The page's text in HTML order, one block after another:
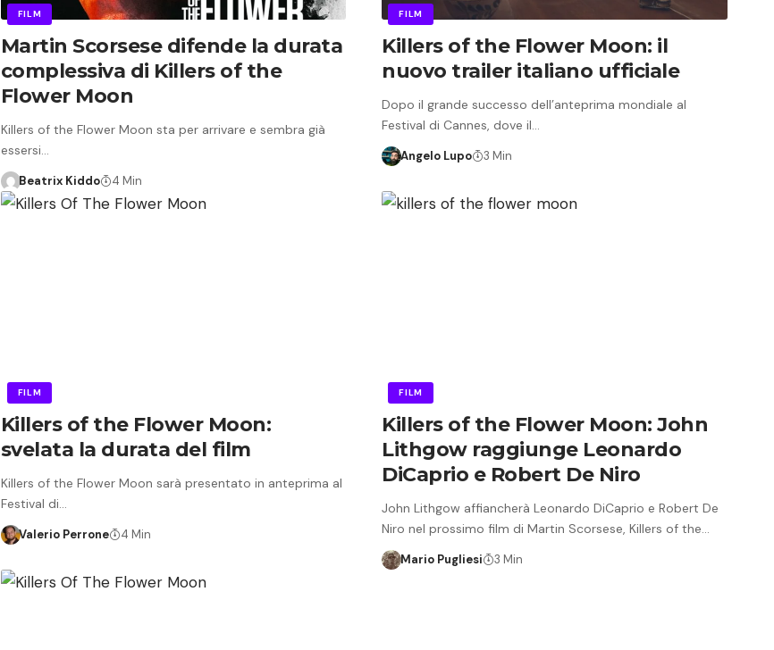
FILM
Martin Scorsese difende la durata
complessiva di Killers of the
Flower Moon
Killers of the Flower Moon sta per arrivare e sembra già
essersi…
Beatrix Kiddo 4 Min
FILM
Killers of the Flower Moon: il
nuovo trailer italiano ufficiale
Dopo il grande successo dell’anteprima mondiale al
Festival di Cannes, dove il…
Angelo Lupo 3 Min
FILM
Killers of the Flower Moon:
svelata la durata del film
Killers of the Flower Moon sarà presentato in anteprima al
Festival di…
Valerio Perrone 4 Min
FILM
Killers of the Flower Moon: John
Lithgow raggiunge Leonardo
DiCaprio e Robert De Niro
John Lithgow affiancherà Leonardo DiCaprio e Robert De
Niro nel prossimo film di Martin Scorsese, Killers of the…
Mario Pugliesi 3 Min